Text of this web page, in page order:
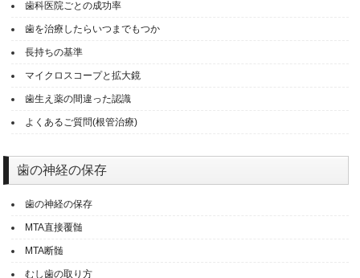
歯科医院ごとの成功率
歯を治療したらいつまでもつか
長持ちの基準
マイクロスコープと拡大鏡
歯生え薬の間違った認識
よくあるご質問(根管治療)
歯の神経の保存
歯の神経の保存
MTA直接覆髄
MTA断髄
むし歯の取り方